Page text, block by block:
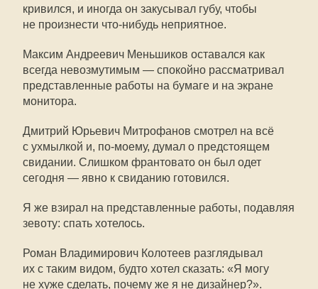
кривился, и иногда он закусывал губу, чтобы
не произнести что-нибудь неприятное.
Максим Андреевич Меньшиков оставался как
всегда невозмутимым — спокойно рассматривал
представленные работы на бумаге и на экране
монитора.
Дмитрий Юрьевич Митрофанов смотрел на всё
с ухмылкой и, по-моему, думал о предстоящем
свидании. Слишком франтовато он был одет
сегодня — явно к свиданию готовился.
Я же взирал на представленные работы, подавляя
зевоту: спать хотелось.
Роман Владимирович Колотеев разглядывал
их с таким видом, будто хотел сказать: «Я могу
не хуже сделать, почему же я не дизайнер?».